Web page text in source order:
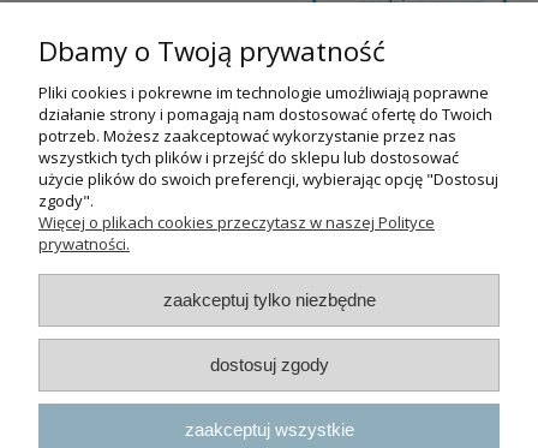
Widzew).
Godziny otwarcia:
pn-pt 9:00-17:00
+48 530 230 483
psokoty@psokoty.pl
Sklep internetowy Shoper.pl
Dbamy o Twoją prywatność
Pliki cookies i pokrewne im technologie umożliwiają poprawne
działanie strony i pomagają nam dostosować ofertę do Twoich
potrzeb. Możesz zaakceptować wykorzystanie przez nas
wszystkich tych plików i przejść do sklepu lub dostosować
użycie plików do swoich preferencji, wybierając opcję "Dostosuj
zgody".
Więcej o plikach cookies przeczytasz w naszej Polityce
prywatności.
zaakceptuj tylko niezbędne
dostosuj zgody
zaakceptuj wszystkie